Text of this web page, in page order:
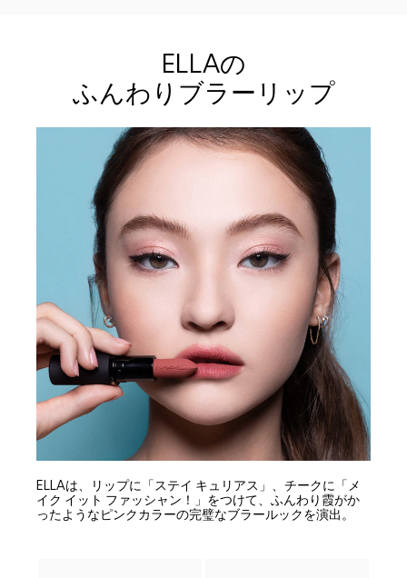
ELLAの
ふんわりブラーリップ
ELLAは、リップに「ステイ キュリアス」、チークに「メ
イク イット ファッシャン！」をつけて、ふんわり霞がか
ったようなピンクカラーの完璧なブラールックを演出。